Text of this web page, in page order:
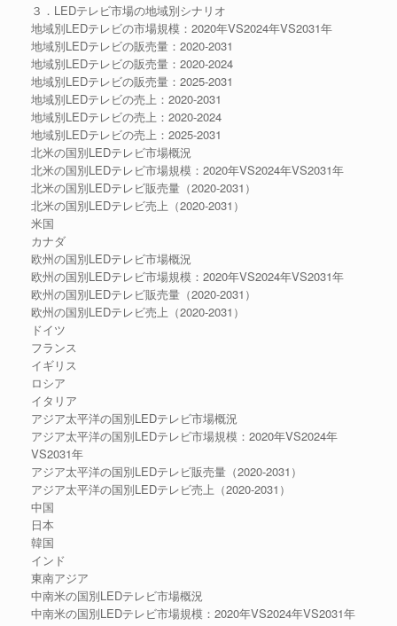
３．LEDテレビ市場の地域別シナリオ
地域別LEDテレビの市場規模：2020年VS2024年VS2031年
地域別LEDテレビの販売量：2020-2031
地域別LEDテレビの販売量：2020-2024
地域別LEDテレビの販売量：2025-2031
地域別LEDテレビの売上：2020-2031
地域別LEDテレビの売上：2020-2024
地域別LEDテレビの売上：2025-2031
北米の国別LEDテレビ市場概況
北米の国別LEDテレビ市場規模：2020年VS2024年VS2031年
北米の国別LEDテレビ販売量（2020-2031）
北米の国別LEDテレビ売上（2020-2031）
米国
カナダ
欧州の国別LEDテレビ市場概況
欧州の国別LEDテレビ市場規模：2020年VS2024年VS2031年
欧州の国別LEDテレビ販売量（2020-2031）
欧州の国別LEDテレビ売上（2020-2031）
ドイツ
フランス
イギリス
ロシア
イタリア
アジア太平洋の国別LEDテレビ市場概況
アジア太平洋の国別LEDテレビ市場規模：2020年VS2024年
VS2031年
アジア太平洋の国別LEDテレビ販売量（2020-2031）
アジア太平洋の国別LEDテレビ売上（2020-2031）
中国
日本
韓国
インド
東南アジア
中南米の国別LEDテレビ市場概況
中南米の国別LEDテレビ市場規模：2020年VS2024年VS2031年